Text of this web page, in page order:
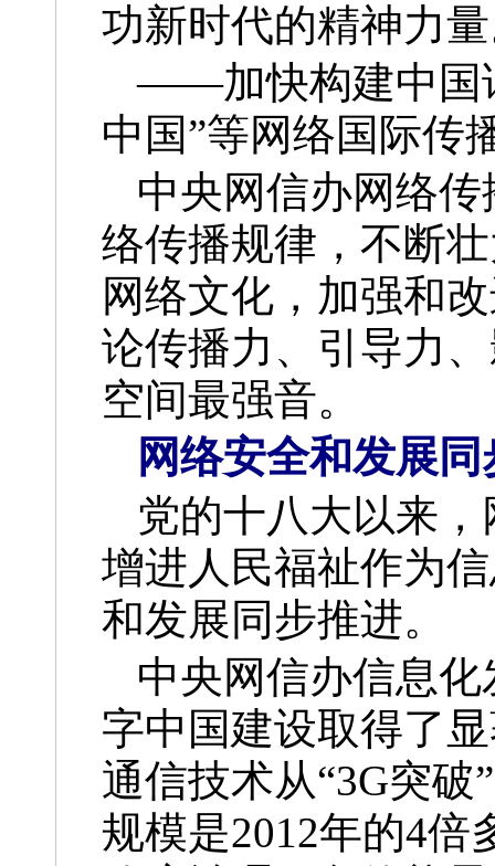
功新时代的精神力
——加快构建中国
中国”等网络国际传
中央网信办网络
络传播规律，不断
网络文化，加强和
论传播力、引导力
空间最强音。
网络安全和发展
党的十八大以来
增进人民福祉作为
和发展同步推进。
中央网信办信息
字中国建设取得了
通信技术从“3G突破
规模是2012年的4倍